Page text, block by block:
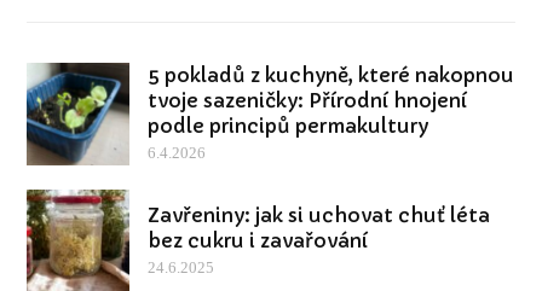
5 pokladů z kuchyně, které nakopnou
tvoje sazeničky: Přírodní hnojení
podle principů permakultury
6.4.2026
Zavřeniny: jak si uchovat chuť léta
bez cukru i zavařování
24.6.2025